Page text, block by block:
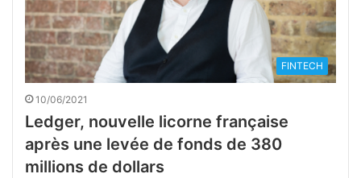
FINTECH
10/06/2021
Ledger, nouvelle licorne française
après une levée de fonds de 380
millions de dollars